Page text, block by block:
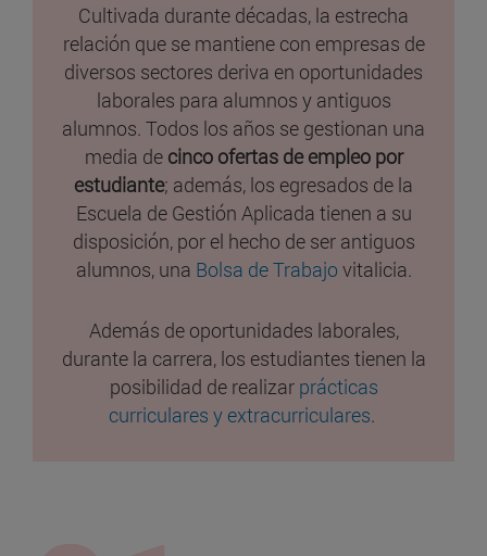
Cultivada durante décadas, la estrecha
relación que se mantiene con empresas de
diversos sectores deriva en oportunidades
laborales para alumnos y antiguos
alumnos. Todos los años se gestionan una
media de cinco ofertas de empleo por
estudiante; además, los egresados de la
Escuela de Gestión Aplicada tienen a su
disposición, por el hecho de ser antiguos
alumnos, una Bolsa de Trabajovitalicia.
Además de oportunidades laborales,
durante la carrera, los estudiantes tienen la
posibilidad de realizar prácticas
curriculares y extracurriculares.